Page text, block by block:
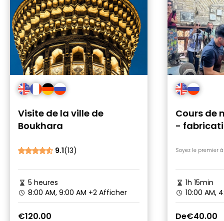
Visite de la ville de
Boukhara
9.1(13)
5 heures
8:00 AM, 9:00 AM +2 Afficher
€120.00
Cours de
-
Soyez le premier
1h 15min
10:00 AM,
De€40.00